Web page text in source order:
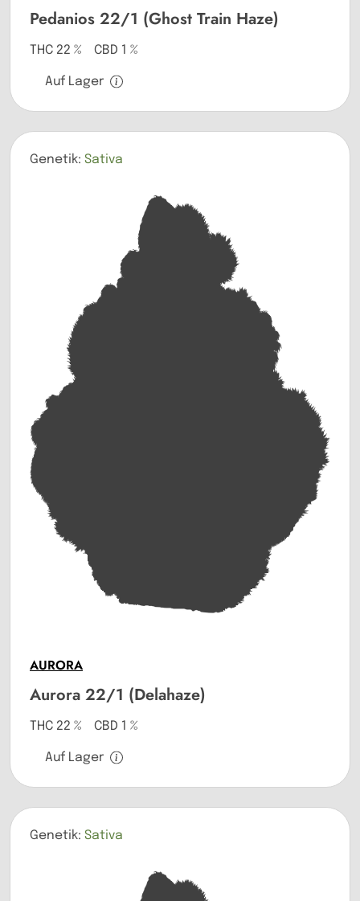
Pedanios 22/1 (Ghost Train Haze)
THC 22 % CBD 1 %
Auf Lager
Genetik: Sativa
AURORA
Aurora 22/1 (Delahaze)
THC 22 % CBD 1 %
Auf Lager
Genetik: Sativa